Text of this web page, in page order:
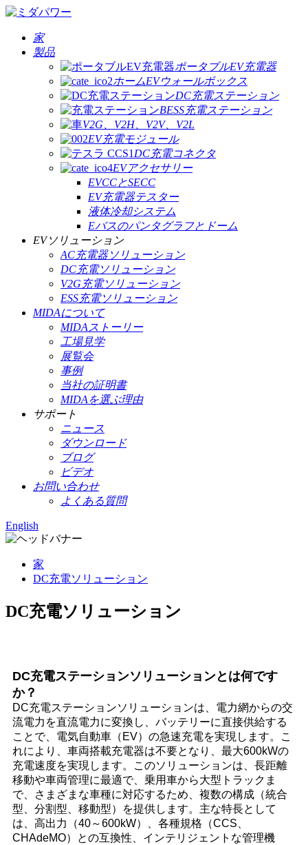
家
製品
ポータブルEV充電器
ホームEVウォールボックス
DC充電ステーション
BESS充電ステーション
V2G、V2H、V2V、V2L
EV充電モジュール
DC充電コネクタ
EVアクセサリー
EVCCとSECC
EV充電器テスター
液体冷却システム
Eバスのパンタグラフとドーム
EVソリューション
AC充電器ソリューション
DC充電ソリューション
V2G充電ソリューション
ESS充電ソリューション
MIDAについて
MIDAストーリー
工場見学
展覧会
事例
当社の証明書
MIDAを選ぶ理由
サポート
ニュース
ダウンロード
ブログ
ビデオ
お問い合わせ
よくある質問
English
家
DC充電ソリューション
DC充電ソリューション
DC充電ステーションソリューションとは何です
か？
DC充電ステーションソリューションは、電力網からの交
流電力を直流電力に変換し、バッテリーに直接供給する
ことで、電気自動車（EV）の急速充電を実現します。こ
れにより、車両搭載充電器は不要となり、最大600kWの
充電速度を実現します。このソリューションは、長距離
移動や車両管理に最適で、乗用車から大型トラックま
で、さまざまな車種に対応するため、複数の構成（統合
型、分割型、移動型）を提供します。主な特長として
は、高出力（40～600kW）、各種規格（CCS、
CHAdeMO）との互換性、インテリジェントな管理機